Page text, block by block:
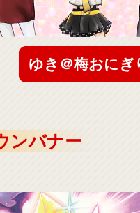
ゆき＠梅おにぎ
ンバナー